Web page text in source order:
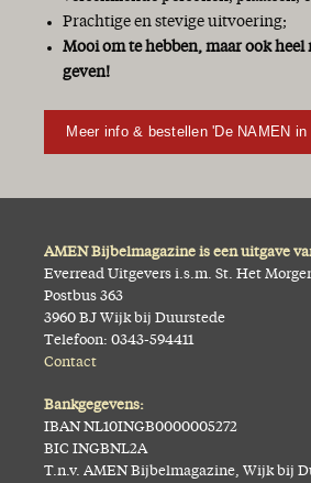
Prachtige en stevige uitvoering;
Mooi om te hebben, maar ook heel
geven!
Meer info & bestellen 'De NAMEN in
AMEN Bijbelmagazine is een uitgave
Everread Uitgevers i.s.m. St. Het
Postbus 363
3960 BJ Wijk bij Duurstede
Telefoon: 0343-594411
Contact
Bankgegevens:
IBAN NL10INGB0000005272
BIC INGBNL2A
T.n.v. AMEN Bijbelmagazine, Wijk bij